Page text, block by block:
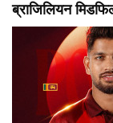
ब्राजिलियन